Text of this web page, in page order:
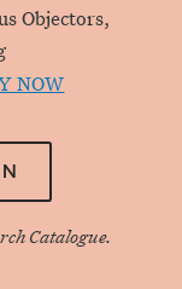
Objectors,
NOW
Catalogue.